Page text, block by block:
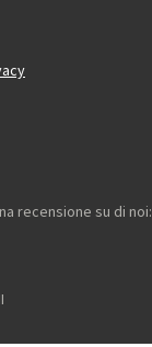
recensione su di noi: